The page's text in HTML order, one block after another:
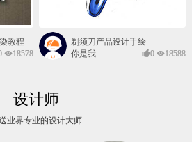
教程
18578
剃须刀产品设计手绘
你是我
0 18588
设计师
业界专业的设计大师